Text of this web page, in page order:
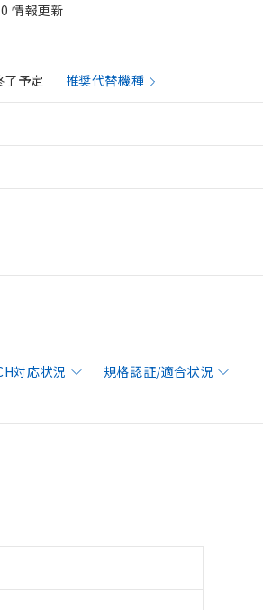
情報更新
了予定 推奨代替機種
対応状況 規格認証/適合状況